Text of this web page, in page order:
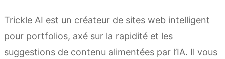
Trickle AI est un créateur de sites web intelligent
pour portfolios, axé sur la rapidité et les
suggestions de contenu alimentées par l’IA. Il vous